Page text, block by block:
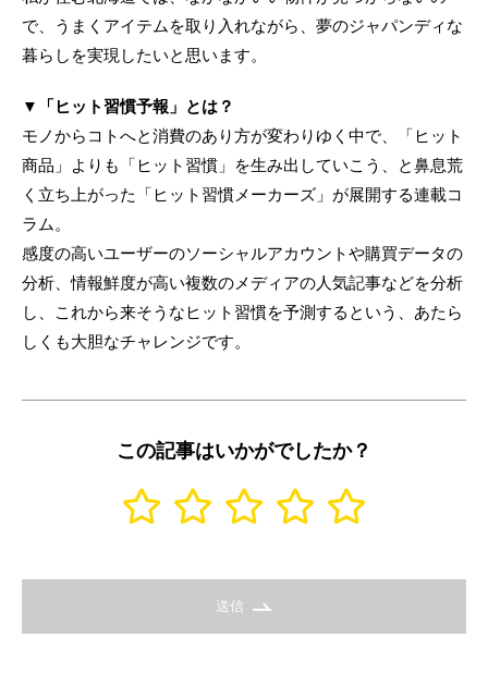
で、うまくアイテムを取り入れながら、夢のジャパンディな
暮らしを実現したいと思います。
▼「ヒット習慣予報」とは？
モノからコトへと消費のあり方が変わりゆく中で、「ヒット
商品」よりも「ヒット習慣」を生み出していこう、と鼻息荒
く立ち上がった「ヒット習慣メーカーズ」が展開する連載コ
ラム。
感度の高いユーザーのソーシャルアカウントや購買データの
分析、情報鮮度が高い複数のメディアの人気記事などを分析
し、これから来そうなヒット習慣を予測するという、あたら
しくも大胆なチャレンジです。
この記事はいかがでしたか？
送信